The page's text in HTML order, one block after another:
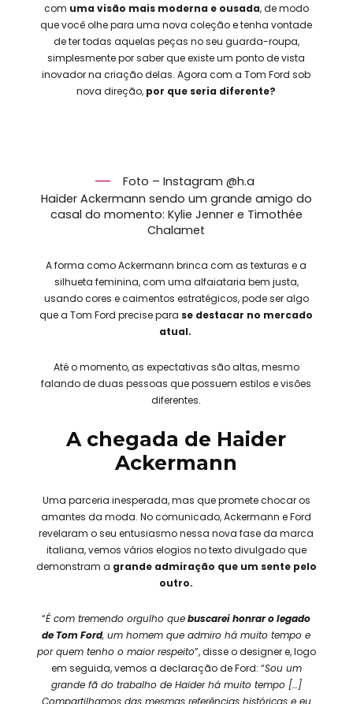
com uma visão mais moderna e ousada, de modo
que você olhe para uma nova coleção e tenha vontade
de ter todas aquelas peças no seu guarda-roupa,
simplesmente por saber que existe um ponto de vista
inovador na criação delas. Agora com a Tom Ford sob
nova direção, por que seria diferente?
Foto – Instagram @h.a
Haider Ackermann sendo um grande amigo do
casal do momento: Kylie Jenner e Timothée
Chalamet
A forma como Ackermann brinca com as texturas e a
silhueta feminina, com uma alfaiataria bem justa,
usando cores e caimentos estratégicos, pode ser algo
que a Tom Ford precise para se destacar no mercado
atual.
Até o momento, as expectativas são altas, mesmo
falando de duas pessoas que possuem estilos e visões
diferentes.
A chegada de Haider
Ackermann
Uma parceria inesperada, mas que promete chocar os
amantes da moda. No comunicado, Ackermann e Ford
revelaram o seu entusiasmo nessa nova fase da marca
italiana, vemos vários elogios no texto divulgado que
demonstram a grande admiração que um sente pelo
outro.
“É com tremendo orgulho quebuscarei honrar o legado
de Tom Ford, um homem que admiro há muito tempo e
por quem tenho o maior respeito”, disse o designer e, logo
em seguida, vemos a declaração de Ford: “Sou um
grande fã do trabalho de Haider há muito tempo […]
Compartilhamos das mesmas referências históricas e eu